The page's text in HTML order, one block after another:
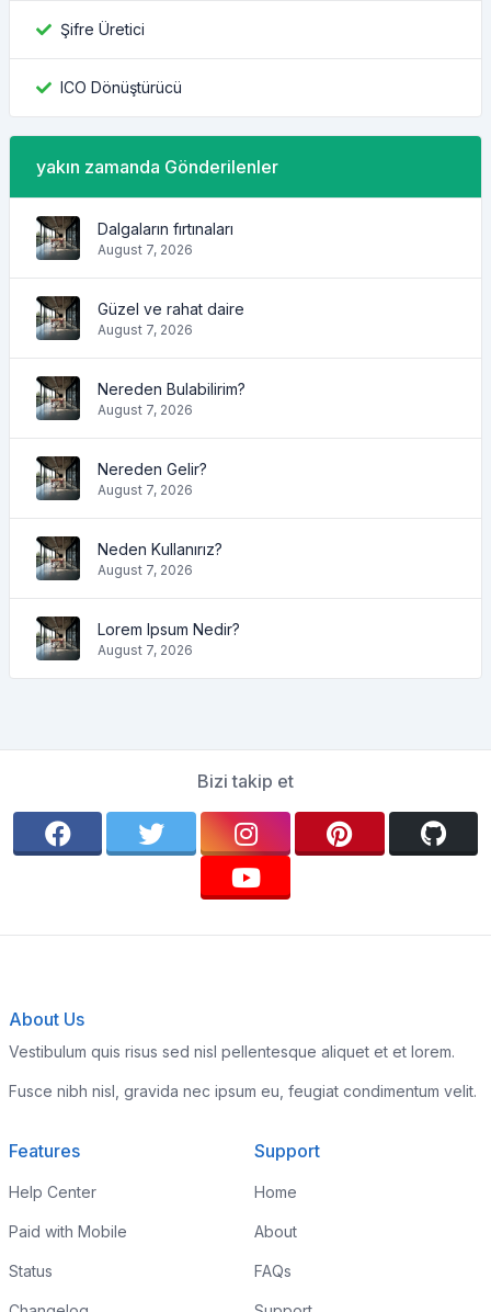
Şifre Üretici
ICO Dönüştürücü
yakın zamanda Gönderilenler
Dalgaların fırtınaları
August 7, 2026
Güzel ve rahat daire
August 7, 2026
Nereden Bulabilirim?
August 7, 2026
Nereden Gelir?
August 7, 2026
Neden Kullanırız?
August 7, 2026
Lorem Ipsum Nedir?
August 7, 2026
Bizi takip et
About Us
Vestibulum quis risus sed nisl pellentesque aliquet et et lorem.
Fusce nibh nisl, gravida nec ipsum eu, feugiat condimentum velit.
Features
Help Center
Paid with Mobile
Status
Support
Home
About
FAQs